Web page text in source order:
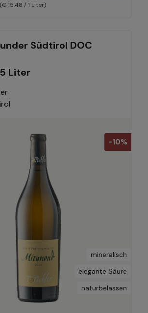
(€ 15,48 / 1 Liter)
Südtirol DOC
Liter
-10%
mineralisch
elegante Säure
naturbelassen